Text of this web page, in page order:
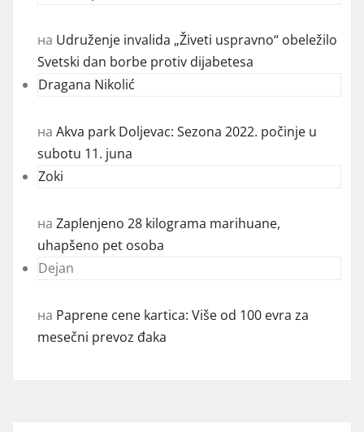
на Udruženje invalida „Živeti uspravno“ obeležilo
Svetski dan borbe protiv dijabetesa
Dragana Nikolić
на Akva park Doljevac: Sezona 2022. počinje u
subotu 11. juna
Zoki
на Zaplenjeno 28 kilograma marihuane,
uhapšeno pet osoba
Dejan
на Paprene cene kartica: Više od 100 evra za
mesečni prevoz đaka